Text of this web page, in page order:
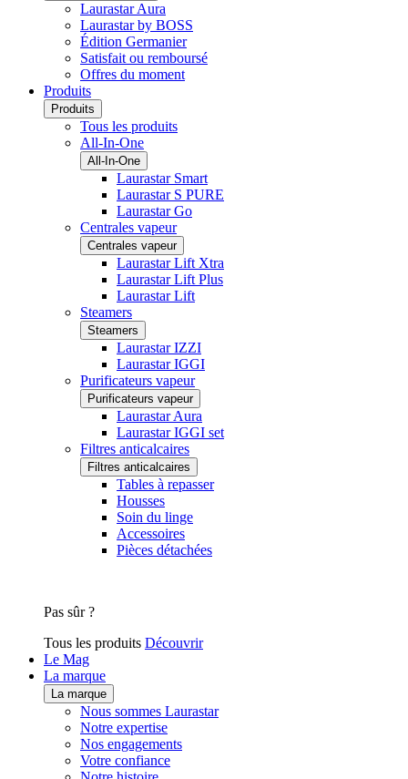
Laurastar Aura
Laurastar by BOSS
Édition Germanier
Satisfait ou remboursé
Offres du moment
Produits
Produits
Tous les produits
All-In-One
All-In-One
Laurastar Smart
Laurastar S PURE
Laurastar Go
Centrales vapeur
Centrales vapeur
Laurastar Lift Xtra
Laurastar Lift Plus
Laurastar Lift
Steamers
Steamers
Laurastar IZZI
Laurastar IGGI
Purificateurs vapeur
Purificateurs vapeur
Laurastar Aura
Laurastar IGGI set
Filtres anticalcaires
Filtres anticalcaires
Tables à repasser
Housses
Soin du linge
Accessoires
Pièces détachées
Pas sûr ?
Tous les produits Découvrir
Le Mag
La marque
La marque
Nous sommes Laurastar
Notre expertise
Nos engagements
Votre confiance